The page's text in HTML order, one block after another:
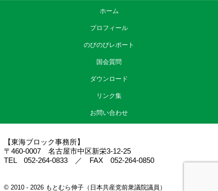
ホーム
プロフィール
のびのびレポート
国会質問
ダウンロード
リンク集
お問い合わせ
【東海ブロック事務所】
〒460-0007 名古屋市中区新栄3-12-25
TEL 052-264-0833 ／ FAX 052-264-0850
© 2010 - 2026 もとむら伸子（日本共産党前衆議院議員）